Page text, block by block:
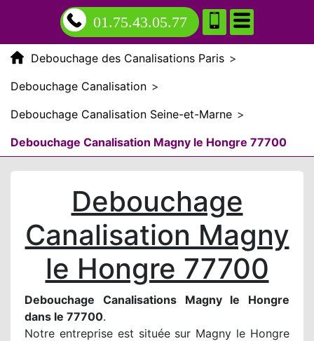
01.75.43.05.77
Debouchage des Canalisations Paris >
Debouchage Canalisation >
Debouchage Canalisation Seine-et-Marne >
Debouchage Canalisation Magny le Hongre 77700
Debouchage
Canalisation Magny
le Hongre 77700
Debouchage Canalisations Magny le Hongre
dans le 77700.
Notre entreprise est située sur Magny le Hongre